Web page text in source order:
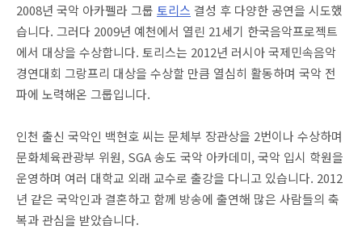
2008년 국악 아카펠라 그룹 토리스 결성 후 다양한 공연을 시도했
습니다. 그러다 2009년 예천에서 열린 21세기 한국음악프로젝트
에서 대상을 수상합니다. 토리스는 2012년 러시아 국제민속음악
경연대회 그랑프리 대상을 수상할 만큼 열심히 활동하며 국악 전
파에 노력해온 그룹입니다.
인천 출신 국악인 백현호 씨는 문체부 장관상을 2번이나 수상하며
문화체육관광부 위원, SGA 송도 국악 아카데미, 국악 입시 학원을
운영하며 여러 대학교 외래 교수로 출강을 다니고 있습니다. 2012
년 같은 국악인과 결혼하고 함께 방송에 출연해 많은 사람들의 축
복과 관심을 받았습니다.